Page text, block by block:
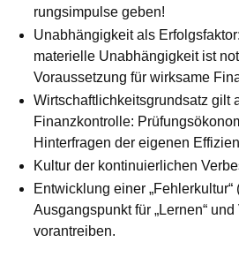
rungsimpulse geben!
Unabhängigkeit als
materielle Unab­hän­gig­keit ist
Voraussetzung für wirksame
Wirtschaftlichkeitsgrundsatz gilt
Finanz­kon­trol­le:
Hinterfragen der eigenen
Kultur der kontinuierlichen
Entwicklung einer „Fehlerkultur“
Ausgangspunkt für „Ler­nen“
vorantreiben.